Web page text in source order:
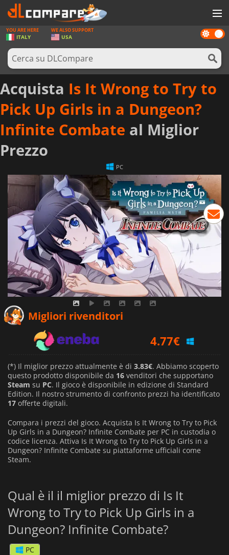
GIOCHI
PREPAGATE
SOFTWARE
REWARDS
HARDWARE
NOTIZIE
ACCEDI O REGISTRATI
Dark
mode
YOU ARE HERE
ITALY
WE ALSO SUPPORT
USA
Acquista Is It Wrong to Try to
Pick Up Girls in a Dungeon?
Infinite Combate al Miglior
Prezzo
PC
Migliori rivenditori
4.77€
4.15€
(*) Il miglior prezzo attualmente è di 3.83€. Abbiamo scoperto
questo prodotto disponibile da 16 venditori che supportano
Steam su PC. Il gioco è disponibile in edizione di Standard
Edition. Il nostro strumento di confronto prezzi ha identificato
17 offerte digitali.
Compara i prezzi del gioco. Acquista Is It Wrong to Try to Pick
Up Girls in a Dungeon? Infinite Combate per PC in custodia o
codice licenza. Attiva Is It Wrong to Try to Pick Up Girls in a
Dungeon? Infinite Combate su piattaforme ufficiali come
Steam.
Qual è il il miglior prezzo di Is It
Wrong to Try to Pick Up Girls in a
Dungeon? Infinite Combate?
PC